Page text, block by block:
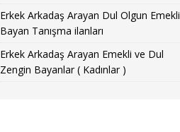
Erkek Arkadaş Arayan Dul Olgun Emekli
Bayan Tanışma ilanları
Erkek Arkadaş Arayan Emekli ve Dul
Zengin Bayanlar ( Kadınlar )